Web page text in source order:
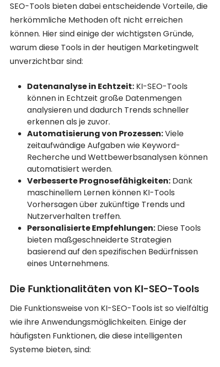
SEO-Tools bieten dabei entscheidende Vorteile, die
herkömmliche Methoden oft nicht erreichen
können. Hier sind einige der wichtigsten Gründe,
warum diese Tools in der heutigen Marketingwelt
unverzichtbar sind:
Datenanalyse in Echtzeit: KI-SEO-Tools
können in Echtzeit große Datenmengen
analysieren und dadurch Trends schneller
erkennen als je zuvor.
Automatisierung von Prozessen:Viele
zeitaufwändige Aufgaben wie Keyword-
Recherche und Wettbewerbsanalysen können
automatisiert werden.
Verbesserte Prognosefähigkeiten: Dank
maschinellem Lernen können KI-Tools
Vorhersagen über zukünftige Trends und
Nutzerverhalten treffen.
Personalisierte Empfehlungen: Diese Tools
bieten maßgeschneiderte Strategien
basierend auf den spezifischen Bedürfnissen
eines Unternehmens.
Die Funktionalitäten von KI-SEO-Tools
Die Funktionsweise von KI-SEO-Tools ist so vielfältig
wie ihre Anwendungsmöglichkeiten. Einige der
häufigsten Funktionen, die diese intelligenten
Systeme bieten, sind: